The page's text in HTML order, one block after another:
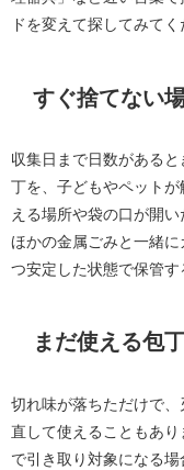
ドを変えて探してみてく
すぐ捨てない
収集日まで日数がある
丁を、子どもやペット
える場所や袋の口が開
ほかの金属ごみと一緒
つ安定した状態で保管す
まだ使える包
切れ味が落ちただけで
直して使えることもあ
で引き取り対象になる